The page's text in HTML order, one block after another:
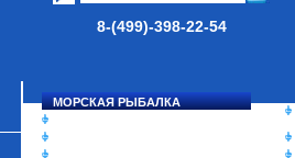
8-(499)-398-22-54
МОРСКАЯ РЫБАЛКА